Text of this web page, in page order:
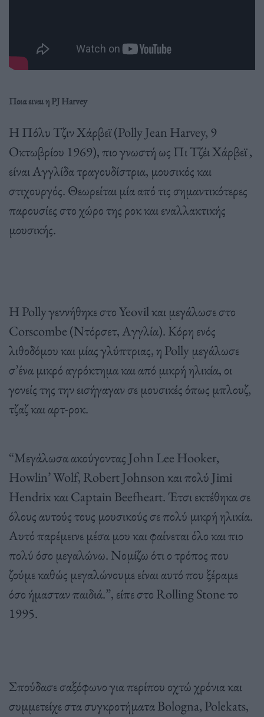
Ποια ειναι η PJ Harvey
Η Πόλυ Τζιν Χάρβεϊ (Polly Jean Harvey, 9
Οκτωβρίου 1969), πιο γνωστή ως Πι Τζέι Χάρβεϊ ,
είναι Αγγλίδα τραγουδίστρια, μουσικός και
στιχουργός. Θεωρείται μία από τις σημαντικότερες
παρουσίες στο χώρο της ροκ και εναλλακτικής
μουσικής.
Η Polly γεννήθηκε στο Yeovil και μεγάλωσε στο
Corscombe (Ντόρσετ, Αγγλία). Κόρη ενός
λιθοδόμου και μίας γλύπτριας, η Polly μεγάλωσε
σ’ένα μικρό αγρόκτημα και από μικρή ηλικία, οι
γονείς της την εισήγαγαν σε μουσικές όπως μπλουζ,
τζαζ και αρτ-ροκ.
“Μεγάλωσα ακούγοντας John Lee Hooker,
Howlin’ Wolf, Robert Johnson και πολύ Jimi
Hendrix και Captain Beefheart. Έτσι εκτέθηκα σε
όλους αυτούς τους μουσικούς σε πολύ μικρή ηλικία.
Αυτό παρέμεινε μέσα μου και φαίνεται όλο και πιο
πολύ όσο μεγαλώνω. Νομίζω ότι ο τρόπος που
ζούμε καθώς μεγαλώνουμε είναι αυτό που ξέραμε
όσο ήμασταν παιδιά.”, είπε στο Rolling Stone το
1995.
Σπούδασε σαξόφωνο για περίπου οχτώ χρόνια και
συμμετείχε στα συγκροτήματα Bologna, Polekats,